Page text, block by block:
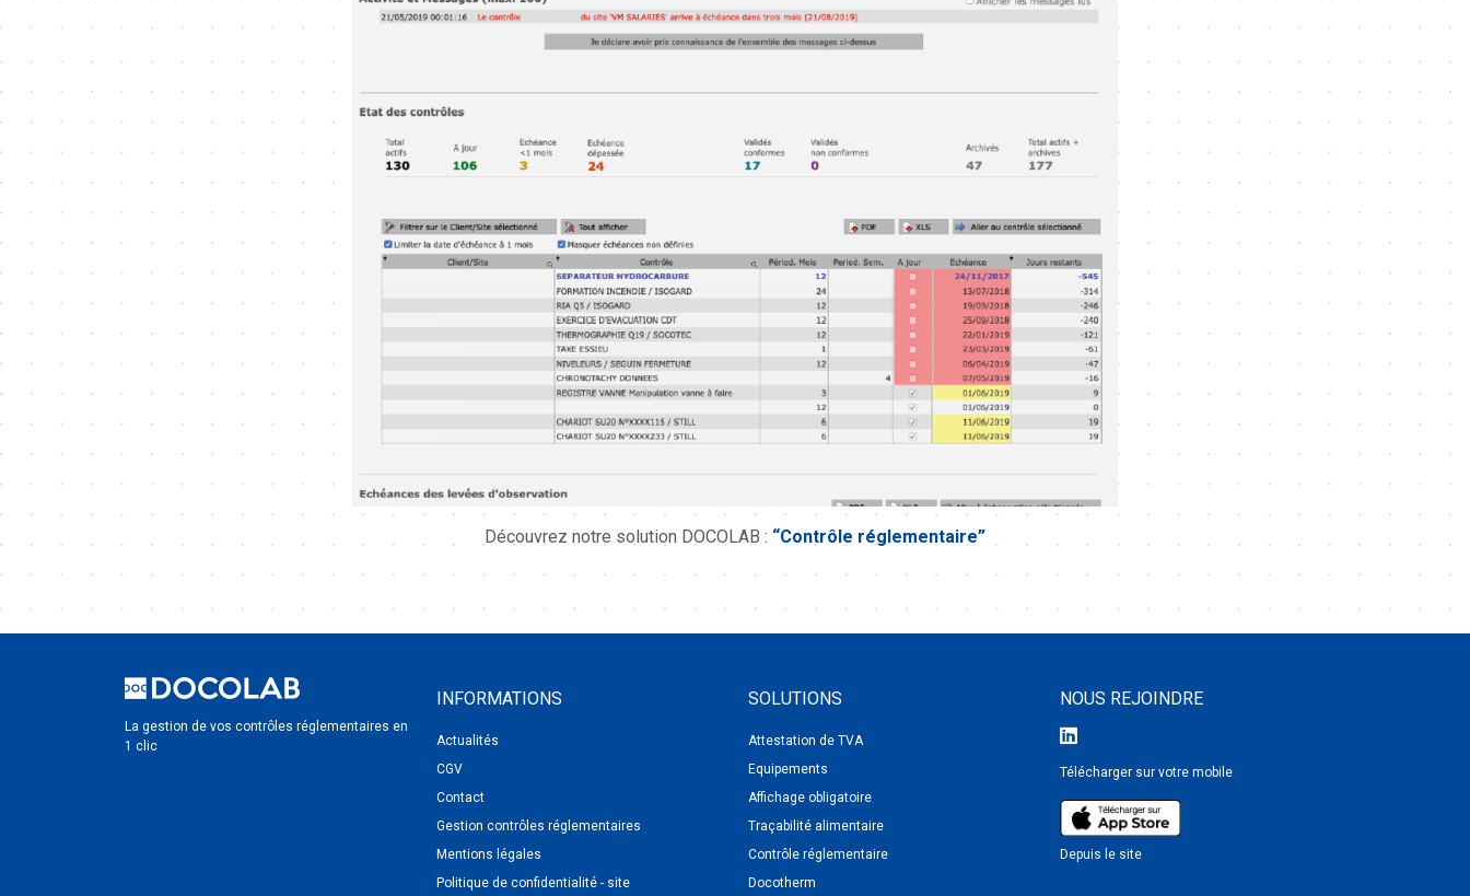
Découvrez notre solution DOCOLAB : “Contrôle réglementaire”
La gestion de vos contrôles réglementaires en
1 clic
INFORMATIONS
Actualités
CGV
Contact
Gestion contrôles réglementaires
Mentions légales
Politique de confidentialité - site
SOLUTIONS
Attestation de TVA
Equipements
Affichage obligatoire
Traçabilité alimentaire
Contrôle réglementaire
Docotherm
NOUS REJOINDRE
Télécharger sur votre mobile
Depuis le site